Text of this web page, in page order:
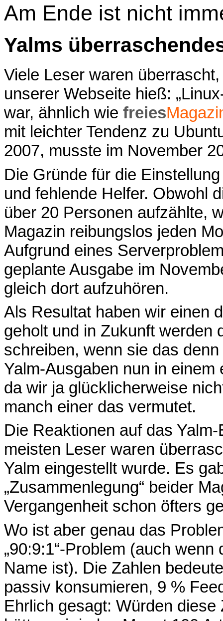
Am Ende ist nicht
Yalms
Viele Leser waren
unserer Webseite hieß:
war, ähnlich wie freies
mit leichter Tendenz zu
2007, musste im November
Die Gründe für die
und fehlende Helfer. Obwohl
über 20 Personen aufzählte,
Magazin reibungslos jeden
Aufgrund eines
geplante Ausgabe im
gleich dort aufzuhören.
Als Resultat haben wir einen
geholt und in Zukunft werden
schreiben, wenn sie das
Yalm-Ausgaben nun in
da wir ja glücklicherweise
manch einer das vermutet.
Die Reaktionen auf das
meisten Leser waren
Yalm eingestellt wurde. Es
„Zusammenlegung“ beider
Vergangenheit schon öfters
Wo ist aber genau das
„90:9:1“-Problem (auch
Name ist). Die Zahlen
passiv konsumieren, 9 %
Ehrlich gesagt: Würden